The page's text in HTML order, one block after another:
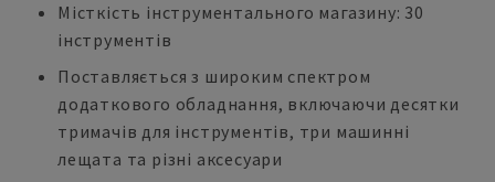
Місткість інструментального магазину: 30
інструментів
Поставляється з широким спектром
додаткового обладнання, включаючи десятки
тримачів для інструментів, три машинні
лещата та різні аксесуари